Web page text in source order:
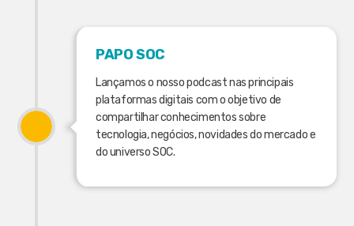
PAPO SOC
Lançamos o nosso podcast nas principais
plataformas digitais com o objetivo de
compartilhar conhecimentos sobre
tecnologia, negócios, novidades do mercado e
do universo SOC.